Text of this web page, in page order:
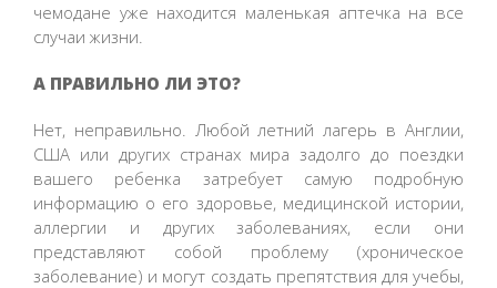
чемодане уже находится маленькая аптечка на все
случаи жизни.
А ПРАВИЛЬНО ЛИ ЭТО?
Нет, неправильно. Любой летний лагерь в Англии,
США или других странах мира задолго до поездки
вашего ребенка затребует самую подробную
информацию о его здоровье, медицинской истории,
аллергии и других заболеваниях, если они
представляют собой проблему (хроническое
заболевание) и могут создать препятствия для учебы,